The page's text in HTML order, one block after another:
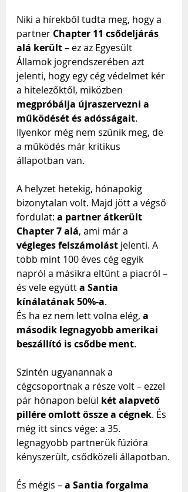
Niki a hírekből tudta meg, hogy a
partner Chapter 11 csődeljárás
alá került – ez az Egyesült
Államok jogrendszerében azt
jelenti, hogy egy cég védelmet kér
a hitelezőktől, miközben
megpróbálja újraszervezni a
működését és adósságait.
Ilyenkor még nem szűnik meg, de
a működés már kritikus
állapotban van.
A helyzet hetekig, hónapokig
bizonytalan volt. Majd jött a végső
fordulat: a partner átkerült
Chapter 7 alá, ami már a
végleges felszámolást jelenti. A
több mint 100 éves cég egyik
napról a másikra eltűnt a piacról –
és vele együtt a Santia
kínálatának 50%-a.
És ha ez nem lett volna elég, a
második legnagyobb amerikai
beszállító is csődbe ment.
Szintén ugyanannak a
cégcsoportnak a része volt – ezzel
pár hónapon belül két alapvető
pillére omlott össze a cégnek. És
még itt sincs vége: a 35.
legnagyobb partnerük fúzióra
kényszerült, csődközeli állapotban.
És mégis – a Santia forgalma